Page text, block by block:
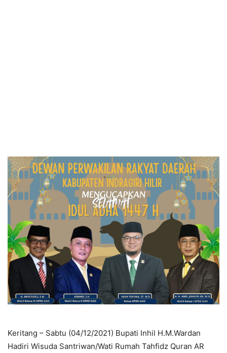
Keritang – Sabtu (04/12/2021) Bupati Inhil H.M.Wardan
Hadiri Wisuda Santriwan/Wati Rumah Tahfidz Quran AR